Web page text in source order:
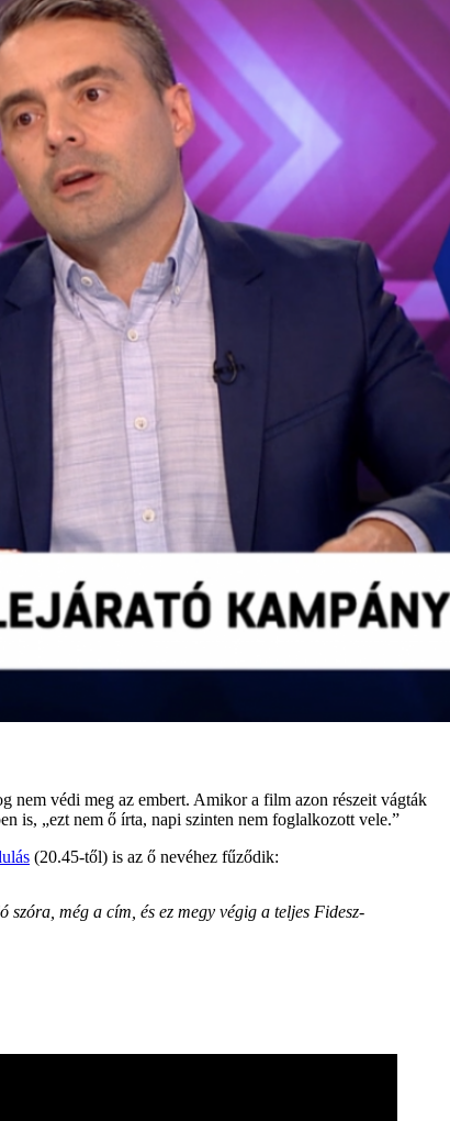
nem védi meg az embert. Amikor a film azon részeit vágták
is, „ezt nem ő írta, napi szinten nem foglalkozott vele.”
(20.45-től) is az ő nevéhez fűződik:
még a cím, és ez megy végig a teljes Fidesz-